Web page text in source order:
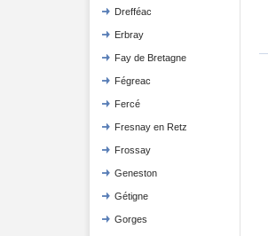
Drefféac
Erbray
Fay de Bretagne
Fégreac
Fercé
Fresnay en Retz
Frossay
Geneston
Gétigne
Gorges